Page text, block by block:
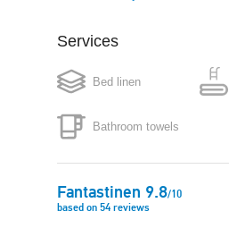
Boiler
Washing machine
Sun terrace
Services
Bed linen
Bathroom towels
Fantastinen 9.8/10
based on 54 reviews